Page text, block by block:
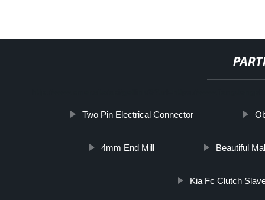
Two Pin Electrical Connector
4mm End Mill Beautiful
Kia Fc Clutch